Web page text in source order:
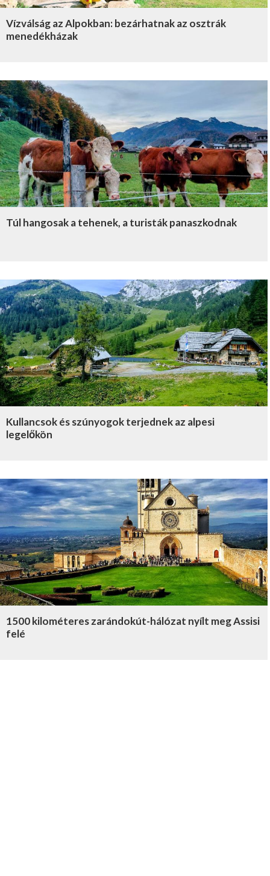
Vízválság az Alpokban: bezárhatnak az osztrák
menedékházak
Túl hangosak a tehenek, a turisták panaszkodnak
Kullancsok és szúnyogok terjednek az alpesi
legelőkön
1500 kilométeres zarándokút-hálózat nyílt meg Assisi
felé